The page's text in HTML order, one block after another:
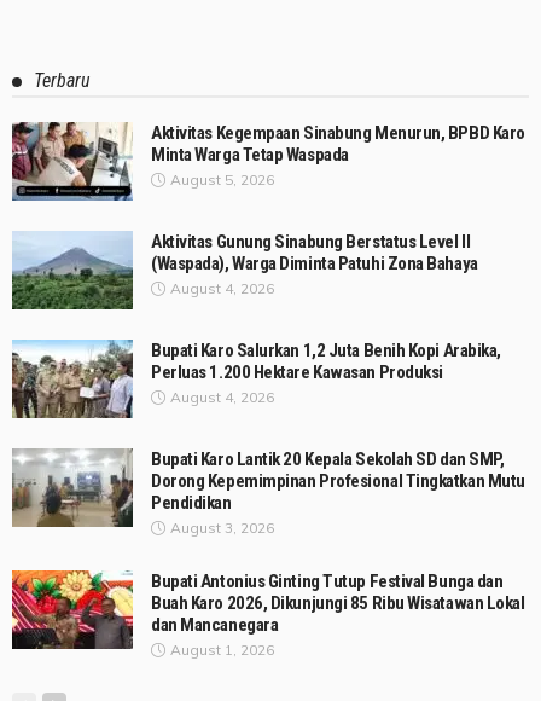
Terbaru
Aktivitas Kegempaan Sinabung Menurun, BPBD Karo
Minta Warga Tetap Waspada
August 5, 2026
Aktivitas Gunung Sinabung Berstatus Level II
(Waspada), Warga Diminta Patuhi Zona Bahaya
August 4, 2026
Bupati Karo Salurkan 1,2 Juta Benih Kopi Arabika,
Perluas 1.200 Hektare Kawasan Produksi
August 4, 2026
Bupati Karo Lantik 20 Kepala Sekolah SD dan SMP,
Dorong Kepemimpinan Profesional Tingkatkan Mutu
Pendidikan
August 3, 2026
Bupati Antonius Ginting Tutup Festival Bunga dan
Buah Karo 2026, Dikunjungi 85 Ribu Wisatawan Lokal
dan Mancanegara
August 1, 2026